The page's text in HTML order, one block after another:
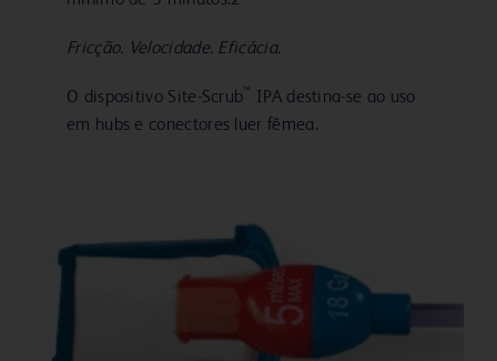
Fricção. Velocidade. Eficácia.
O dispositivo Site-Scrub™ IPA destina-se ao uso
em hubs e conectores luer fêmea.